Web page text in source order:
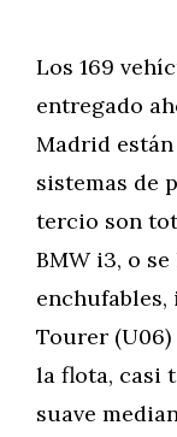
Los 169
entregado
Madrid
sistemas de
tercio son
BMW i3, o
Tourer (U06)
la flota, casi
suave